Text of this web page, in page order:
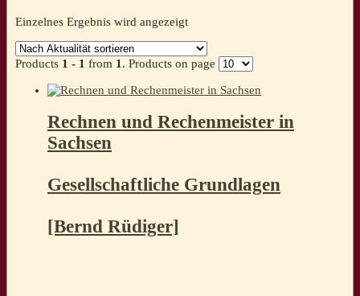
Einzelnes Ergebnis wird angezeigt
Products 1 - 1 from 1 . Products on page
Rechnen und Rechenmeister in
Sachsen
Gesellschaftliche Grundlagen
[Bernd Rüdiger]